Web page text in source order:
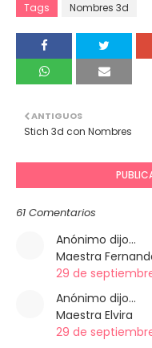
Tags Nombres 3d
ANTIGUOS
Stich 3d con Nombres
61 Comentarios
Anónimo dijo…
Maestra
29 de
Anónimo dijo…
Maestra Elvira
29 de